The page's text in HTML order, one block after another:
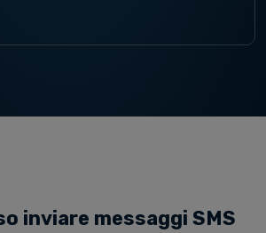
inviare messaggi SMS